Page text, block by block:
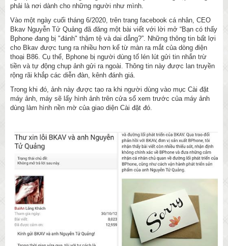
phải là nơi dành cho những người như mình.
Vào một ngày cuối tháng 6/2020, trên trang facebook cá nhân, CEO
Bkav Nguyễn Tử Quảng đã đăng một bài viết với lời mở “Bạn có thấy
Bphone đang bị "đánh" thậm tệ và dai dẳng?”. Những thông tin bất lợi
cho Bkav được tung ra nhiều hơn kể từ màn ra mắt của dòng điện
thoại B86. Cụ thể, Bphone bị người dùng tố lén lút gửi tin nhắn trừ
tiền và tự động chụp ảnh gửi ra ngoài. Thông tin này được lan truyền
rộng rãi khắp các diễn đàn, kênh đánh giá.
Trong khi đó, ảnh này được tạo ra khi người dùng vào mục Cài đặt
máy ảnh, máy sẽ lấy hình ảnh trên cửa sổ xem trước của máy ảnh
dùng làm hình nền mờ của giao diện Cài đặt đó.